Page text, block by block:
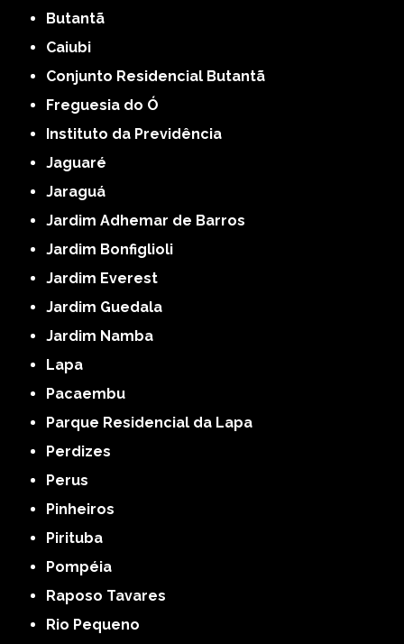
Butantã
Caiubi
Conjunto Residencial Butantã
Freguesia do Ó
Instituto da Previdência
Jaguaré
Jaraguá
Jardim Adhemar de Barros
Jardim Bonfiglioli
Jardim Everest
Jardim Guedala
Jardim Namba
Lapa
Pacaembu
Parque Residencial da Lapa
Perdizes
Perus
Pinheiros
Pirituba
Pompéia
Raposo Tavares
Rio Pequeno